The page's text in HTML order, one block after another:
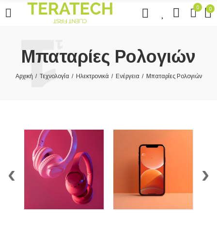
0 0
Μπαταρίες Ρολογιών
Αρχική Τεχνολογία Ηλεκτρονικά Ενέργεια Μπαταρίες Ρολογιών
‹ ›